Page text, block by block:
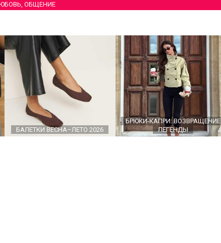
ОБЩЕНИЕ
БАЛЕТКИ ВЕСНА–ЛЕТО 2026
БРЮКИ-КАПРИ: ВОЗВРАЩЕНИЕ
ЛЕГЕНДЫ